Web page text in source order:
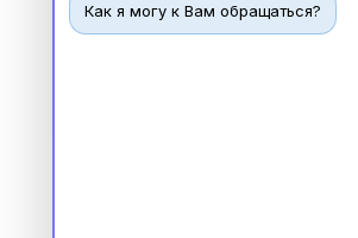
Как я могу к Вам обращаться?